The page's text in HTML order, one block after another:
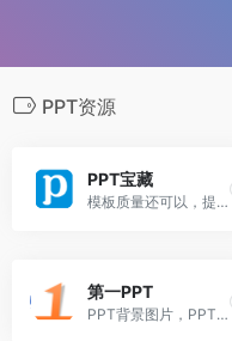
PPT资源
PPT宝藏
模板质量还可以，提供可免费下载。
第一PPT
PPT背景图片，PPT模板免费下载！